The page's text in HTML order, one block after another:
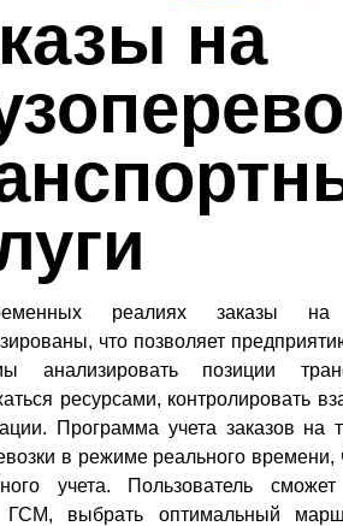
на
реалиях заказы на
что позволяет
анализировать позиции
ресурсами, контролировать
Программа учета заказов на
в режиме реального
учета. Пользователь
ГСМ, выбрать оптимальный